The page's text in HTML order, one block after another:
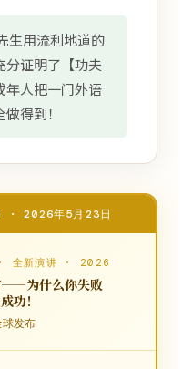
生用流利地道的
证明了【功夫
年人把一门外语
得到！
· 2026年5月23日
全新演讲 · 2026
——为什么你失败
功！
发布